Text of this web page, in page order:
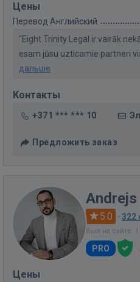
Цены
Перевод Английский
"Eight Trinity Legal ir vairāk
esam jūsu uzticamie partneri
дальше
Контакты
+371 *** *** 10
Предложить заказ
Andrejs
5.0 · 322
Был на сайте:
PRO
Цены